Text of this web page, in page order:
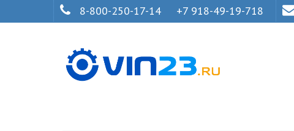
8-800-250-17-14 +7 918-49-19-718